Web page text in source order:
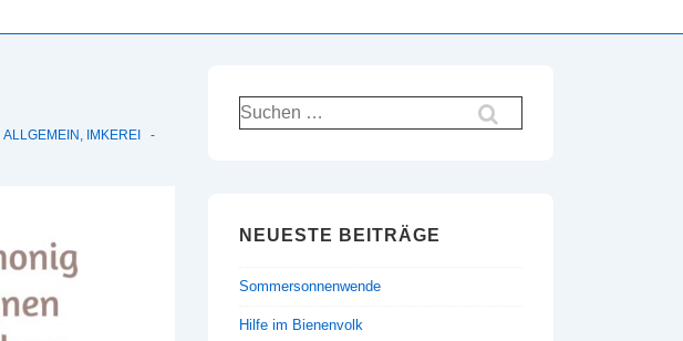
ALLGEMEIN , IMKEREI
Suchen
nach:
NEUESTE BEITRÄGE
Sommersonnenwende
Hilfe im Bienenvolk